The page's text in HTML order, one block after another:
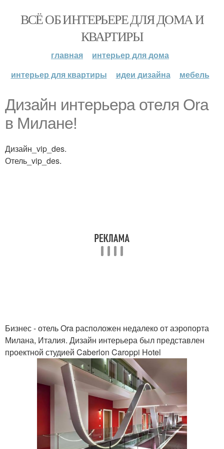
ВСЁ ОБ ИНТЕРЬЕРЕ ДЛЯ ДОМА И
КВАРТИРЫ
главная
интерьер для дома
интерьер для квартиры
идеи дизайна мебель
Дизайн интерьера отеля Ora
в Милане!
Дизайн_vip_des.
Отель_vip_des.
Бизнес - отель Ora расположен недалеко от аэропорта
Милана, Италия. Дизайн интерьера был представлен
проектной студией Caberlon Caroppi Hotel